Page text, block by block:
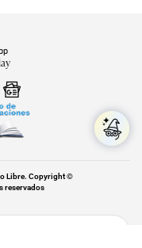
Libre. Copyright ©
reservados